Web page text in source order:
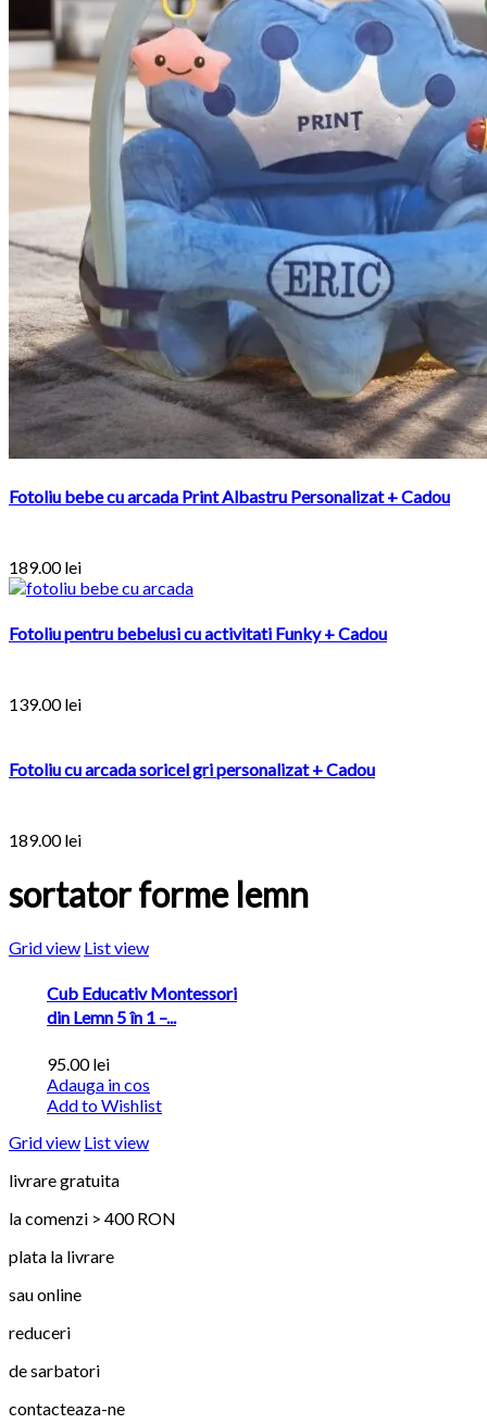
Fotoliu bebe cu arcada Print Albastru Personalizat + Cadou
189.00lei
Fotoliu pentru bebelusi cu activitati Funky + Cadou
139.00lei
Fotoliu cu arcada soricel gri personalizat + Cadou
189.00lei
sortator forme lemn
Grid view List view
Cub Educativ Montessori
din Lemn 5 în 1 –...
95.00lei
Adauga in cos
Add to Wishlist
Grid view List view
livrare gratuita
la comenzi > 400 RON
plata la livrare
sau online
reduceri
de sarbatori
contacteaza-ne